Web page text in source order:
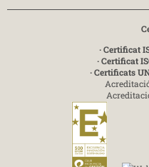
· Certificat
· Certificat
· Certificats